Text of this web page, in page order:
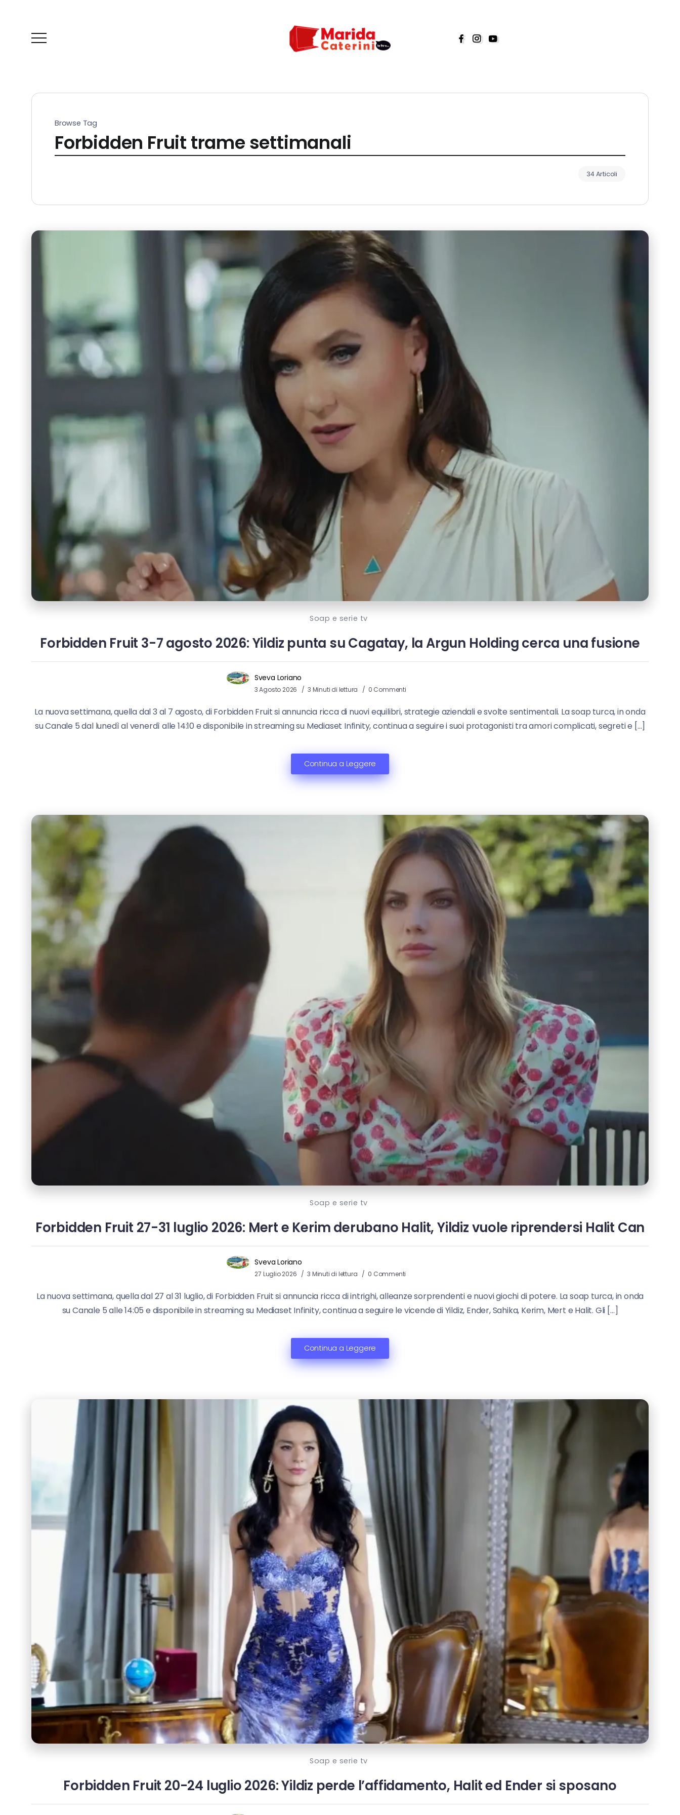
Browse Tag
Forbidden Fruit trame settimanali
34 Articoli
Soap e serie tv
Forbidden Fruit 3-7 agosto 2026: Yildiz punta su Cagatay, la Argun Holding cerca una fusione
Sveva Loriano
3 Agosto 2026 3 Minuti di lettura 0 Commenti
La nuova settimana, quella dal 3 al 7 agosto, di Forbidden Fruit si annuncia ricca di nuovi equilibri, strategie aziendali e svolte sentimentali. La soap turca, in onda
su Canale 5 dal lunedì al venerdì alle 14:10 e disponibile in streaming su Mediaset Infinity, continua a seguire i suoi protagonisti tra amori complicati, segreti e […]
Continua a Leggere
Soap e serie tv
Forbidden Fruit 27-31 luglio 2026: Mert e Kerim derubano Halit, Yildiz vuole riprendersi Halit Can
Sveva Loriano
27 Luglio 2026 3 Minuti di lettura 0 Commenti
La nuova settimana, quella dal 27 al 31 luglio, di Forbidden Fruit si annuncia ricca di intrighi, alleanze sorprendenti e nuovi giochi di potere. La soap turca, in onda
su Canale 5 alle 14:05 e disponibile in streaming su Mediaset Infinity, continua a seguire le vicende di Yildiz, Ender, Sahika, Kerim, Mert e Halit. Gli […]
Continua a Leggere
Soap e serie tv
Forbidden Fruit 20-24 luglio 2026: Yildiz perde l’affidamento, Halit ed Ender si sposano